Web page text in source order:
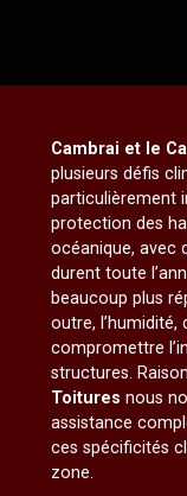
Cambrai et le
plusieurs défis
particulièrement
protection des
océanique, avec
durent toute
beaucoup plus
outre,
compromettre
structures.
Toitures nous
assistance
ces spécificités
zone.